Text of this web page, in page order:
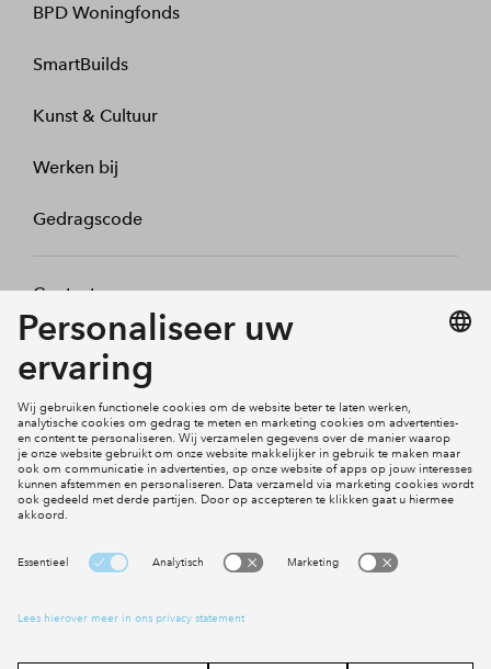
BPD Woningfonds
SmartBuilds
Kunst & Cultuur
Werken bij
Gedragscode
Contact
Mijn profiel
Social Media
Cookies